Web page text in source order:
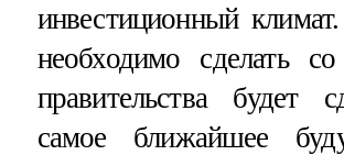
инвестиционный
необходимо сделать
правительства будет
самое ближайшее